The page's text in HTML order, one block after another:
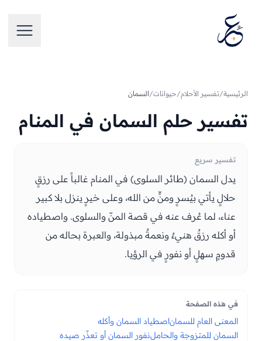
فتح
الرئيسية/تفسير الأحلام/حيوانات/السمان
تفسير حلم السمان في المنام
تفسير سريع
يدل السمان (طائر السلوى) في المنام غالباً على رزقٍ
حلالٍ يأتي بيُسرٍ ومنٍّ من الله، وعلى خيرٍ ينزل بلا كبير
عناء، لما عُرف عنه في قصة المنّ والسلوى. واصطياده
أو أكله رزقٌ هنيءٌ ونعمةٌ مبذولة، والعبرة بحاله من
قدومٍ سهلٍ أو نفورٍ في الرؤيا.
في هذه الصفحة
المعنى العام للسماناصطياد السمان وأكله
السمان للمتزوجة والحاملنفور السمان أو تعذّر صيده